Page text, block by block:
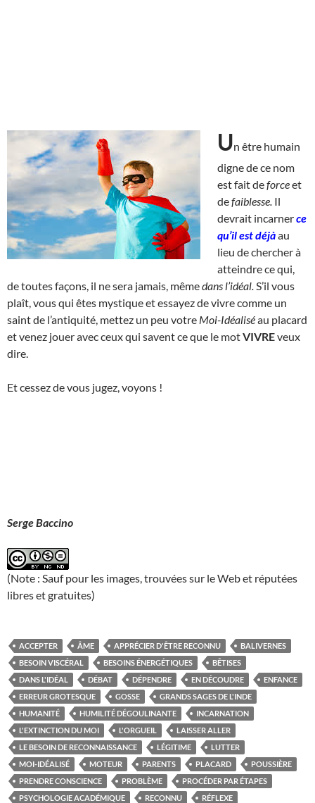
Un être humain
digne de ce nom
est fait deforceet
defaiblesse. Il
devrait incarnerce
qu’il est déjàau
lieu de chercher à
atteindre ce qui,
de toutes façons, il ne sera jamais, mêmedans l’idéal. S’il vous
plaît, vous qui êtes mystique et essayez de vivre comme un
saint de l’antiquité, mettez un peu votre Moi-Idéaliséau placard
et venez jouer avec ceux qui savent ce que le motVIVREveux
dire.
Et cessez de vous jugez, voyons !
Serge Baccino
(Note : Sauf pour les images, trouvées sur le Web et réputées
libres et gratuites)
ACCEPTER ÂME APPRÉCIER D'ÊTRE RECONNU
BALIVERNES
BESOIN VISCÉRAL
BESOINS ÉNERGÉTIQUES
BÊTISES
DANS L'IDÉAL
DÉBAT DÉPENDRE EN DÉCOUDRE
ENFANCE
ERREUR GROTESQUE
GOSSE
GRANDS SAGES DE L'INDE
HUMANITÉ
HUMILITÉ DÉGOULINANTE
INCARNATION
L'EXTINCTION DU MOI
L'ORGUEIL
LAISSER ALLER
LE BESOIN DE RECONNAISSANCE
LÉGITIME
LUTTER
MOI-IDÉALISÉ
MOTEUR PARENTS PLACARD
POUSSIÈRE
PRENDRE CONSCIENCE
PROBLÈME
PROCÉDER PAR ÉTAPES
PSYCHOLOGIE ACADÉMIQUE
RECONNU
RÉFLEXE